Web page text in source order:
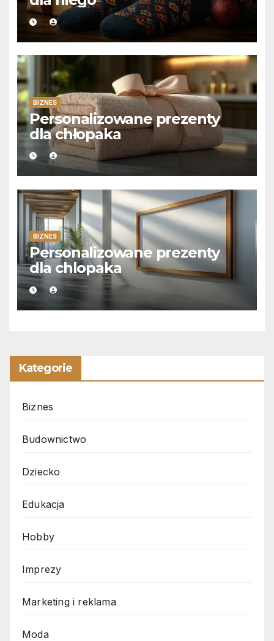
BIZNES
Personalizowane prezenty
dla chłopaka
BIZNES
Personalizowane prezenty
dla chlopaka
Kategorie
Biznes
Budownictwo
Dziecko
Edukacja
Hobby
Imprezy
Marketing i reklama
Moda